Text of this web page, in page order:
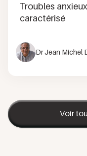
Troubles
caractérisé
Dr Jean Michel
Voir